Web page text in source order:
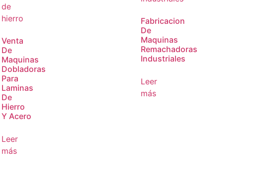
Venta
De
Maquinas
Dobladoras
Para
Laminas
De
Hierro
Y Acero
Leer
más
Fabricacion
De
Maquinas
Remachadoras
Industriales
Leer
más